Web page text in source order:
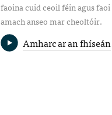
faoina cuid ceoil féin agus
amach anseo mar cheoltóir.
Amharc ar an fhíseán